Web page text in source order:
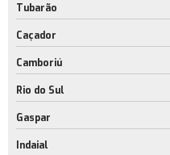
Tubarão
Caçador
Camboriú
Rio do Sul
Gaspar
Indaial